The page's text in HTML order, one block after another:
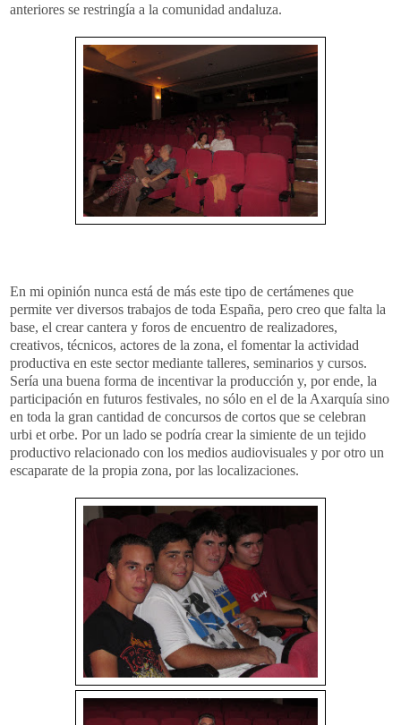
anteriores se restringía a la comunidad andaluza.
En mi opinión nunca está de más este tipo de certámenes que
permite ver diversos trabajos de toda España, pero creo que falta la
base, el crear cantera y foros de encuentro de realizadores,
creativos, técnicos, actores de la zona, el fomentar la actividad
productiva en este sector mediante talleres, seminarios y cursos.
Sería una buena forma de incentivar la producción y, por ende, la
participación en futuros festivales, no sólo en el de la Axarquía sino
en toda la gran cantidad de concursos de cortos que se celebran
urbi et orbe. Por un lado se podría crear la simiente de un tejido
productivo relacionado con los medios audiovisuales y por otro un
escaparate de la propia zona, por las localizaciones.